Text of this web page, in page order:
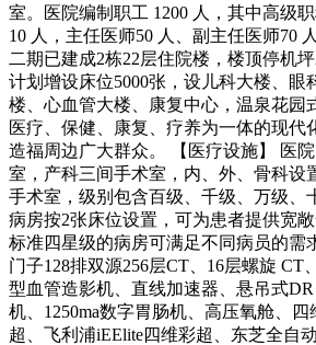
室。医院编制职工 1200 人，其中高级
10 人，主任医师50 人、副主任医师70
二期已建成2栋22层住院楼，楼顶停机坪
计划增设床位5000张，设儿科大楼、眼
楼、心血管大楼、康复中心，温泉花园
医疗、保健、康复、疗养为一体的现代
造福周边广大群众。 【医疗设施】 医
室，产科三间手术室，内、外、骨科设
手术室，级别包含百级、千级、万级、
病房按2张床位设置，可为患者提供宽
标准四星级的病房可满足不同病员的需
门子128排双源256层CT、16层螺旋 CT
型血管造影机、直线加速器、悬吊式
机、1250ma数字胃肠机、高压氧舱、
超、飞利浦iEElite四维彩超、东芝全自